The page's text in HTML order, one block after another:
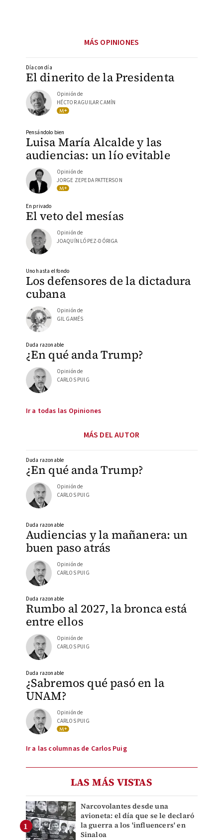
MÁS OPINIONES
El dinerito de la Presidenta
Día con día
Opinión de
HÉCTOR AGUILAR CAMÍN
Luisa María Alcalde y las
audiencias: un lío evitable
Pensándolo bien
Opinión de
JORGE ZEPEDA PATTERSON
El veto del mesías
En privado
Opinión de
JOAQUÍN LÓPEZ-DÓRIGA
Los defensores de la dictadura
cubana
Uno hasta el fondo
Opinión de
GIL GAMÉS
¿En qué anda Trump?
Duda razonable
Opinión de
CARLOS PUIG
Ir a todas las Opiniones
MÁS DEL AUTOR
¿En qué anda Trump?
Duda razonable
Opinión de
CARLOS PUIG
Audiencias y la mañanera: un
buen paso atrás
Duda razonable
Opinión de
CARLOS PUIG
Rumbo al 2027, la bronca está
entre ellos
Duda razonable
Opinión de
CARLOS PUIG
¿Sabremos qué pasó en la
UNAM?
Duda razonable
Opinión de
CARLOS PUIG
Ir a las columnas de Carlos Puig
LAS MÁS VISTAS
Narcovolantes desde una
avioneta: el día que se le declaró
la guerra a los 'influencers' en
Sinaloa